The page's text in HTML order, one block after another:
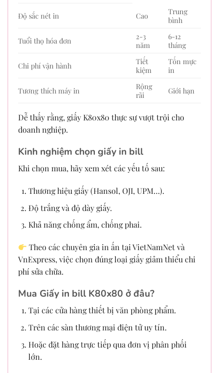
Độ sắc nét in Cao
Trung
bình
Tuổi thọ hóa đơn
2-3
năm
6-12
tháng
Chi phí vận hành
Tiết
kiệm
Tốn mực
in
Tương thích máy in
Rộng
rãi
Giới hạn
Dễ thấy rằng, giấy K80x80 thực sự vượt trội cho
doanh nghiệp.
Kinh nghiệm chọn giấy in bill
Khi chọn mua, hãy xem xét các yếu tố sau:
Thương hiệu giấy (Hansol, OJI, UPM…).
Độ trắng và độ dày giấy.
Khả năng chống ẩm, chống phai.
Theo các chuyên gia in ấn tại VietNamNet và
VnExpress, việc chọn đúng loại giấy giảm thiểu chi
phí sửa chữa.
Mua Giấy in bill K80x80 ở đâu?
Tại các cửa hàng thiết bị văn phòng phẩm.
Trên các sàn thương mại điện tử uy tín.
Hoặc đặt hàng trực tiếp qua đơn vị phân phối
lớn.